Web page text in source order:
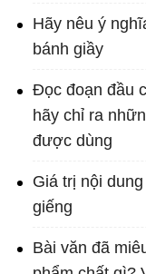
Hãy nêu ý
bánh giầy
Đọc đoạn đầu
hãy chỉ ra
được dùng
Giá trị nội
giếng
Bài văn đã